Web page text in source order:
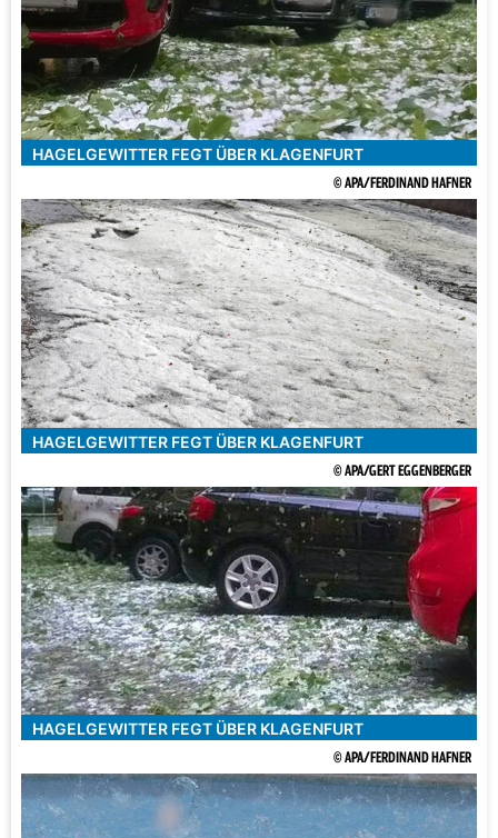
HAGELGEWITTER FEGT ÜBER KLAGENFURT
© APA/FERDINAND HAFNER
HAGELGEWITTER FEGT ÜBER KLAGENFURT
© APA/GERT EGGENBERGER
HAGELGEWITTER FEGT ÜBER KLAGENFURT
© APA/FERDINAND HAFNER